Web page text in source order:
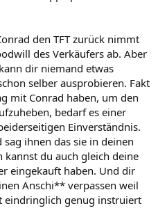
den TFT zurück nimmt
des Verkäufers ab. Aber
dir niemand etwas
selber ausprobieren. Fakt
mit Conrad haben, um den
bedarf es einer
Einverständnis.
ihnen das sie in deinen
kannst du auch gleich deine
eingekauft haben. Und dir
Anschi** verpassen weil
eindringlich genug instruiert